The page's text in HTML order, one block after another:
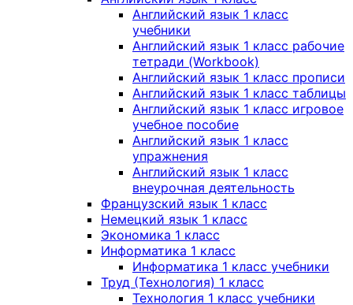
Английский язык 1 класс
учебники
Английский язык 1 класс рабочие
тетради (Workbook)
Английский язык 1 класс прописи
Английский язык 1 класс таблицы
Английский язык 1 класс игровое
учебное пособие
Английский язык 1 класс
упражнения
Английский язык 1 класс
внеурочная деятельность
Французский язык 1 класс
Немецкий язык 1 класс
Экономика 1 класс
Информатика 1 класс
Информатика 1 класс учебники
Труд (Технология) 1 класс
Технология 1 класс учебники